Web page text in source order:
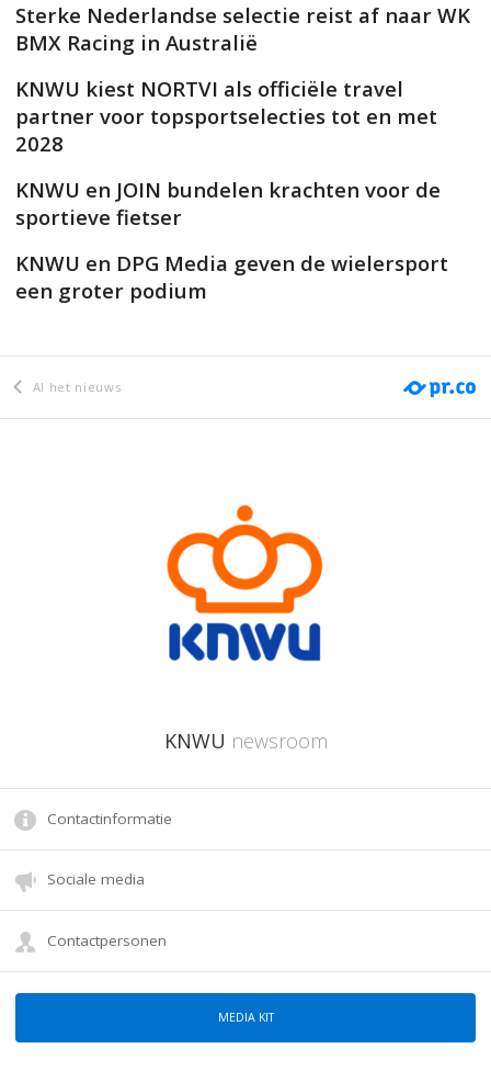
Sterke Nederlandse selectie reist af naar WK
BMX Racing in Australië
KNWU kiest NORTVI als officiële travel
partner voor topsportselecties tot en met
2028
KNWU en JOIN bundelen krachten voor de
sportieve fietser
KNWU en DPG Media geven de wielersport
een groter podium
Al het nieuws
KNWU newsroom
Contactinformatie
Sociale media
Contactpersonen
MEDIA KIT